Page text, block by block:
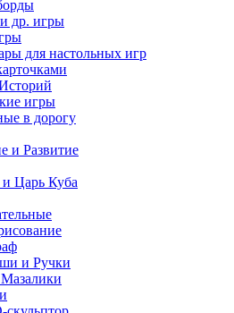
др. игры
для настольных игр
игры
в дорогу
и Развитие
Царь Куба
и Ручки